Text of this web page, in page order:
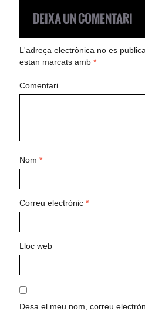
DEIXA UN COMENTARI
L'adreça electrònica no es
estan marcats amb *
Comentari
Nom *
Correu electrònic *
Lloc web
Desa el meu nom, correu